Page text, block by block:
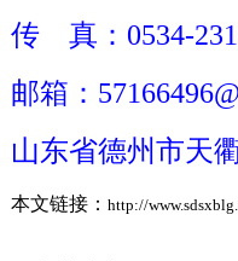
传 真：0534-
邮箱：
山东省德州市天
本文链接： http://